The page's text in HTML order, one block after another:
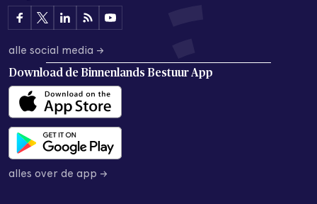
alle social media →
Download de Binnenlands Bestuur App
alles over de app →